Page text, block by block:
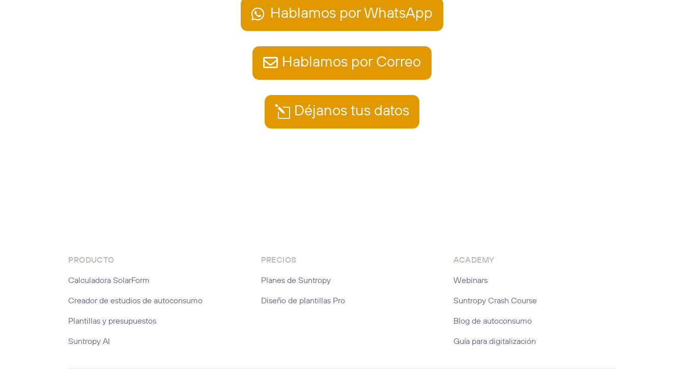
Hablamos por WhatsApp
Hablamos por Correo
Déjanos tus datos
PRODUCTO
Calculadora SolarForm
Creador de estudios de autoconsumo
Plantillas y presupuestos
Suntropy AI
PRECIOS
Planes de Suntropy
Diseño de plantillas Pro
ACADEMY
Webinars
Suntropy Crash Course
Blog de autoconsumo
Guía para digitalización